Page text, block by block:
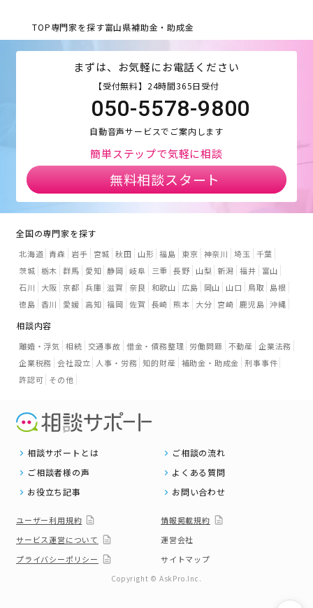
TOP専門家を探す富山県補助金・助成金
まずは、お気軽にお電話ください
【受付無料】24時間365日受付
050-5578-9800
自動音声サービスでご案内します
簡単ステップで気軽に相談
無料相談スタート
全国の専門家を探す
北海道 青森 岩手 宮城 秋田 山形 福島 東京 神奈川 埼玉
千葉
茨城 栃木 群馬 愛知 静岡 岐阜 三重 長野 山梨 新潟 福井
富山
石川
大阪 京都 兵庫 滋賀 奈良 和歌山 広島 岡山 山口 鳥取
島根
徳島 香川 愛媛 高知 福岡 佐賀 長崎 熊本 大分 宮崎 鹿児島 沖縄
相談内容
離婚・浮気 相続 交通事故 借金・債務整理 労働問題 不動産 企業法務
企業税務 会社設立 人事・労務 知的財産 補助金・助成金 刑事事件
許認可 その他
相談サポートとは
ご相談の流れ
ご相談者様の声
よくある質問
お役立ち記事
お問い合わせ
ユーザー利用規約
情報掲載規約
サービス運営について
運営会社
プライバシーポリシー
サイトマップ
Copyright © AskPro.Inc.